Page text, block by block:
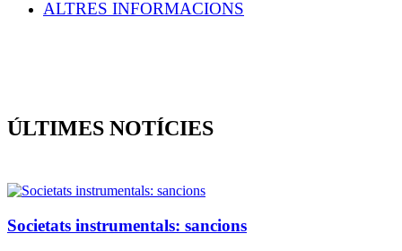
ALTRES INFORMACIONS
ÚLTIMES NOTÍCIES
Societats instrumentals: sancions